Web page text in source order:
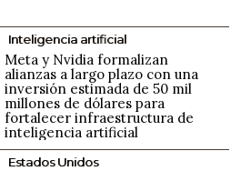
Inteligencia artificial
Meta y Nvidia formalizan
alianzas a largo plazo con una
inversión estimada de 50 mil
millones de dólares para
fortalecer infraestructura de
inteligencia artificial
Estados Unidos